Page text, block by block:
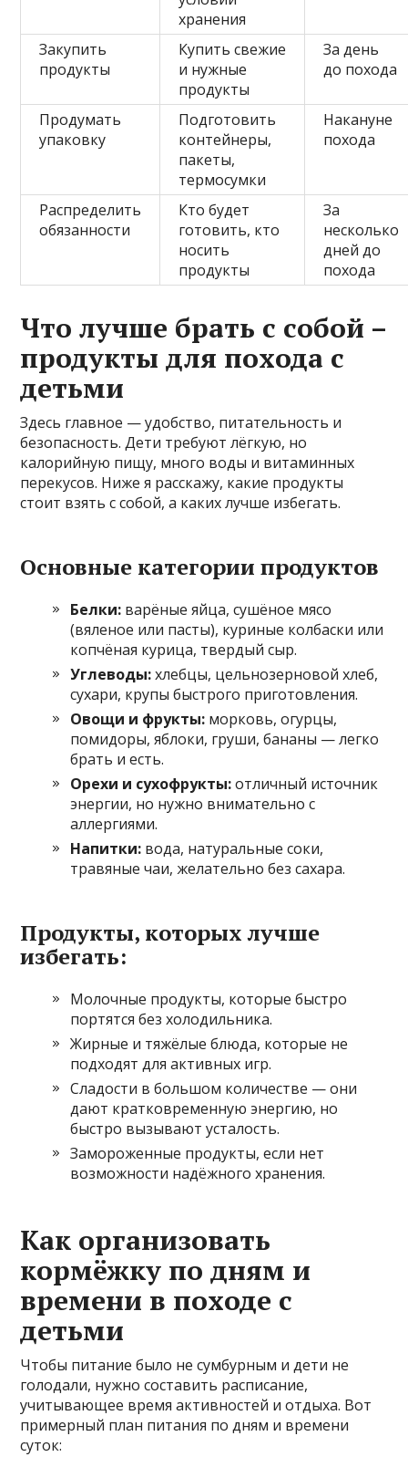
хранения
Закупить
продукты
Купить свежие
и нужные
продукты
За день
до похода
Продумать
упаковку
Подготовить
контейнеры,
пакеты,
термосумки
Накануне
похода
Распределить
обязанности
Кто будет
готовить, кто
носить
продукты
За
несколько
дней до
похода
Что лучше брать с собой –
продукты для похода с
детьми
Здесь главное — удобство, питательность и
безопасность. Дети требуют лёгкую, но
калорийную пищу, много воды и витаминных
перекусов. Ниже я расскажу, какие продукты
стоит взять с собой, а каких лучше избегать.
Основные категории продуктов
Белки: варёные яйца, сушёное мясо
(вяленое или пасты), куриные колбаски или
копчёная курица, твердый сыр.
Углеводы:хлебцы, цельнозерновой хлеб,
сухари, крупы быстрого приготовления.
Овощи и фрукты: морковь, огурцы,
помидоры, яблоки, груши, бананы — легко
брать и есть.
Орехи и сухофрукты:отличный источник
энергии, но нужно внимательно с
аллергиями.
Напитки: вода, натуральные соки,
травяные чаи, желательно без сахара.
Продукты, которых лучше
избегать:
Молочные продукты, которые быстро
портятся без холодильника.
Жирные и тяжёлые блюда, которые не
подходят для активных игр.
Сладости в большом количестве — они
дают кратковременную энергию, но
быстро вызывают усталость.
Замороженные продукты, если нет
возможности надёжного хранения.
Как организовать
кормёжку по дням и
времени в походе с
детьми
Чтобы питание было не сумбурным и дети не
голодали, нужно составить расписание,
учитывающее время активностей и отдыха. Вот
примерный план питания по дням и времени
суток: